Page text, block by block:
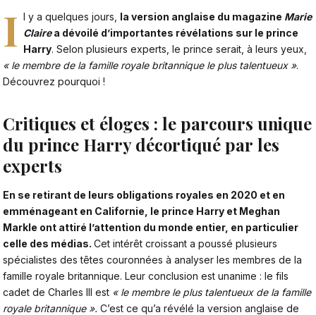
I l y a quelques jours, la version anglaise du magazine Marie
Clairea dévoilé d’importantes révélations sur le prince
Harry. Selon plusieurs experts, le prince serait, à leurs yeux,
« le membre de la famille royale britannique le plus talentueux ».
Découvrez pourquoi !
Critiques et éloges : le parcours unique
du prince Harry décortiqué par les
experts
En se retirant de leurs obligations royales en 2020 et en
emménageant en Californie, le prince Harry et Meghan
Markle ont attiré l’attention du monde entier, en particulier
celle des médias. Cet intérêt croissant a poussé plusieurs
spécialistes des têtes couronnées à analyser les membres de la
famille royale britannique. Leur conclusion est unanime : le fils
cadet de Charles III est « le membre le plus talentueux de la famille
royale britannique ». C’est ce qu’a révélé la version anglaise de